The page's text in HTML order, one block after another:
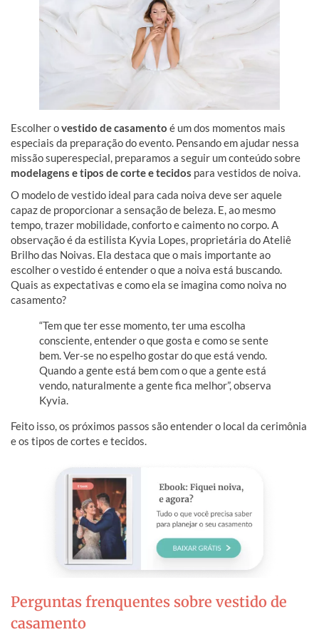
Escolher ovestido de casamento é um dos momentos mais
especiais da preparação do evento. Pensando em ajudar nessa
missão superespecial, preparamos a seguir um conteúdo sobre
modelagens e tipos de corte e tecidos para vestidos de noiva.
O modelo de vestido ideal para cada noiva deve ser aquele
capaz de proporcionar a sensação de beleza. E, ao mesmo
tempo, trazer mobilidade, conforto e caimento no corpo. A
observação é da estilista Kyvia Lopes, proprietária do Ateliê
Brilho das Noivas. Ela destaca que o mais importante ao
escolher o vestido é entender o que a noiva está buscando.
Quais as expectativas e como ela se imagina como noiva no
casamento?
“Tem que ter esse momento, ter uma escolha
consciente, entender o que gosta e como se sente
bem. Ver-se no espelho gostar do que está vendo.
Quando a gente está bem com o que a gente está
vendo, naturalmente a gente fica melhor”, observa
Kyvia.
Feito isso, os próximos passos são entender o local da cerimônia
e os tipos de cortes e tecidos.
Perguntas frenquentes sobre vestido de
casamento